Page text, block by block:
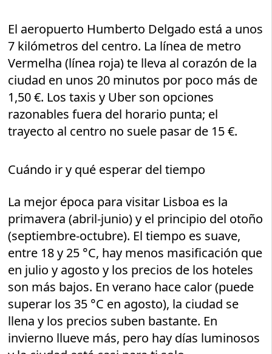
El aeropuerto Humberto Delgado está a unos
7 kilómetros del centro. La línea de metro
Vermelha (línea roja) te lleva al corazón de la
ciudad en unos 20 minutos por poco más de
1,50 €. Los taxis y Uber son opciones
razonables fuera del horario punta; el
trayecto al centro no suele pasar de 15 €.
Cuándo ir y qué esperar del tiempo
La mejor época para visitar Lisboa es la
primavera (abril-junio) y el principio del otoño
(septiembre-octubre). El tiempo es suave,
entre 18 y 25 °C, hay menos masificación que
en julio y agosto y los precios de los hoteles
son más bajos. En verano hace calor (puede
superar los 35 °C en agosto), la ciudad se
llena y los precios suben bastante. En
invierno llueve más, pero hay días luminosos